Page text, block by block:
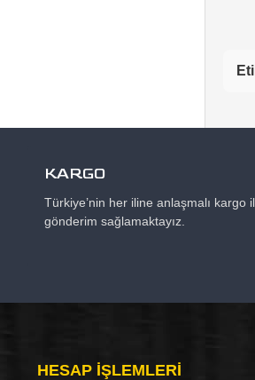
KARGO
Türkiye’nin her iline anlaşmalı kargo
gönderim sağlamaktayız.
HESAP IŞLEMLERI